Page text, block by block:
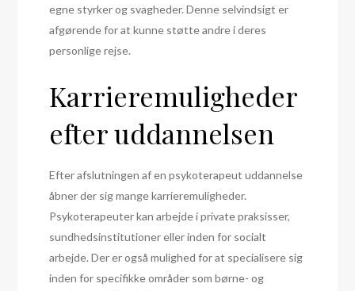
egne styrker og svagheder. Denne selvindsigt er
afgørende for at kunne støtte andre i deres
personlige rejse.
Karrieremuligheder
efter uddannelsen
Efter afslutningen af en psykoterapeut uddannelse
åbner der sig mange karrieremuligheder.
Psykoterapeuter kan arbejde i private praksisser,
sundhedsinstitutioner eller inden for socialt
arbejde. Der er også mulighed for at specialisere sig
inden for specifikke områder som børne- og